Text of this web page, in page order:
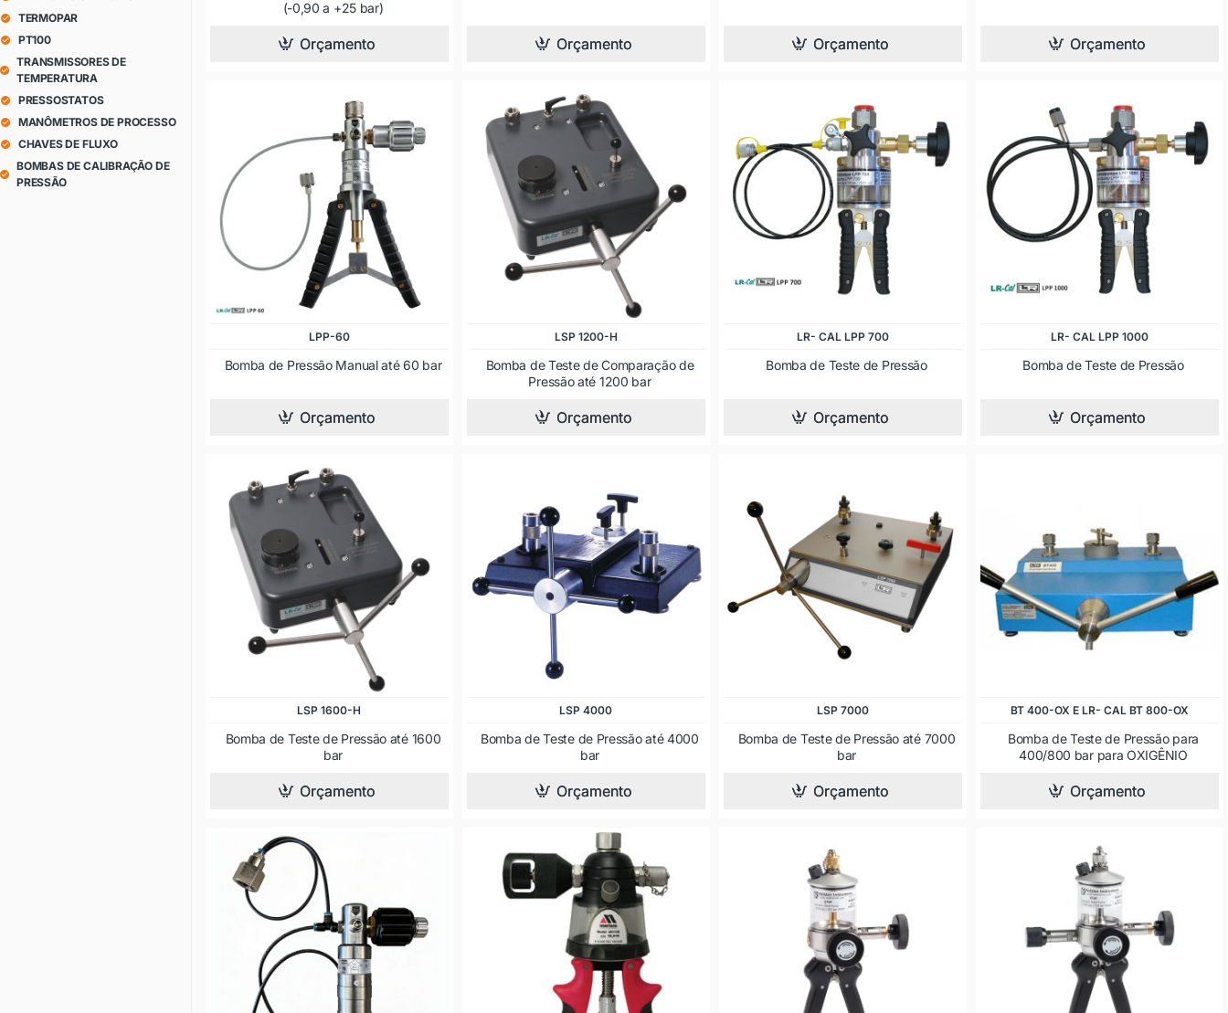
TERMOPAR
PT100
TRANSMISSORES DE
TEMPERATURA
PRESSOSTATOS
MANÔMETROS DE PROCESSO
CHAVES DE FLUXO
BOMBAS DE CALIBRAÇÃO DE
PRESSÃO
(-0,90 a +25 bar)
Orçamento Orçamento Orçamento Orçamento
LPP-60
Bomba de Pressão Manual até 60 bar
Orçamento
LSP 1200-H
Bomba de Teste de Comparação de
Pressão até 1200 bar
Orçamento
LR- CAL LPP 700
Bomba de Teste de Pressão
Orçamento
LR- CAL LPP 1000
Bomba de Teste de Pressão
Orçamento
LSP 1600-H
Bomba de Teste de Pressão até 1600
bar
Orçamento
LSP 4000
Bomba de Teste de Pressão até 4000
bar
Orçamento
LSP 7000
Bomba de Teste de Pressão até 7000
bar
Orçamento
BT 400-OX E LR- CAL BT 800-OX
Bomba de Teste de Pressão para
400/800 bar para OXIGÊNIO
Orçamento